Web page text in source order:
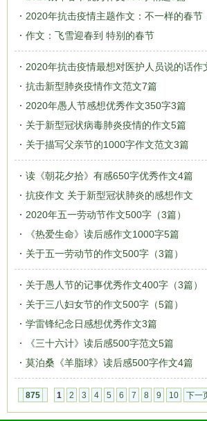
2020年抗击疫情主题作文：不一样的春节
作文：飞雪迎春到 特别的春节
2020年抗击疫情最想对医护人员说的话作
抗击新型肺炎疫情作文范文7篇
2020年愚人节感想优秀作文350字3篇
关于新型冠状病毒肺炎疫情的作文5篇
关于描写父亲节的1000字作文范文3篇
读《朝花夕拾》有感650字优秀作文4篇
抗疫作文 关于新型冠状肺炎的感想作文
2020年五一劳动节作文500字（3篇）
《热爱生命》读后感作文1000字5篇
关于五一劳动节的作文500字（3篇）
关于愚人节的记事优秀作文400字（3篇）
关于三八妇女节的作文500字（5篇）
学雷锋纪念日感想优秀作文3篇
《三十六计》读后感500字范文5篇
莫泊桑《羊脂球》读后感500字作文4篇
875 1 2 3 4 5 6 7 8 9 10 下一